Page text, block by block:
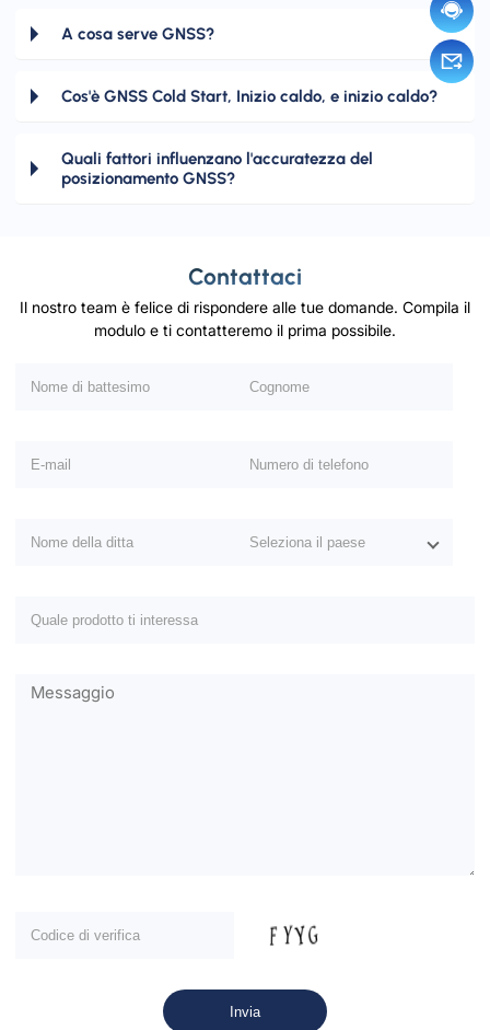
A cosa serve GNSS?
Cos'è GNSS Cold Start, Inizio caldo, e inizio caldo?
Quali fattori influenzano l'accuratezza del
posizionamento GNSS?
Contattaci
Il nostro team è felice di rispondere alle tue domande. Compila il
modulo e ti contatteremo il prima possibile.